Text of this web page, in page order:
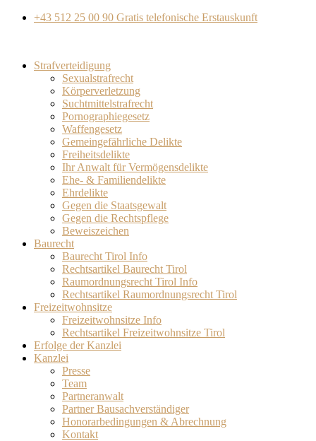
+43 512 25 00 90 Gratis telefonische Erstauskunft
Strafverteidigung
Sexualstrafrecht
Körperverletzung
Suchtmittelstrafrecht
Pornographiegesetz
Waffengesetz
Gemeingefährliche Delikte
Freiheitsdelikte
Ihr Anwalt für Vermögensdelikte
Ehe- & Familiendelikte
Ehrdelikte
Gegen die Staatsgewalt
Gegen die Rechtspflege
Beweiszeichen
Baurecht
Baurecht Tirol Info
Rechtsartikel Baurecht Tirol
Raumordnungsrecht Tirol Info
Rechtsartikel Raumordnungsrecht Tirol
Freizeitwohnsitze
Freizeitwohnsitze Info
Rechtsartikel Freizeitwohnsitze Tirol
Erfolge der Kanzlei
Kanzlei
Presse
Team
Partneranwalt​
Partner Bausachverständiger
Honorarbedingungen & Abrechnung
Kontakt